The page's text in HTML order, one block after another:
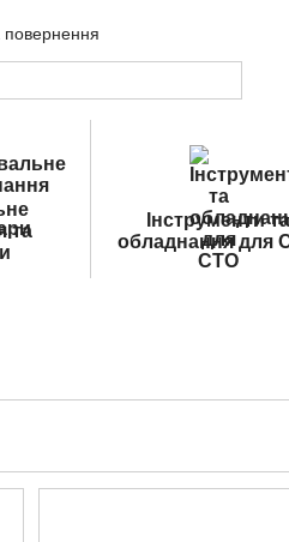
повернення
та
Інструменти та
обладнання для